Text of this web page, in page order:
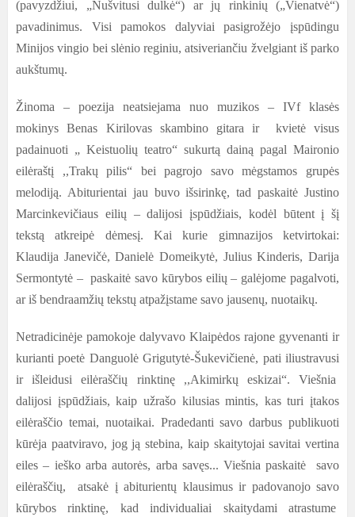
(pavyzdžiui, „Nušvitusi dulkė“) ar jų rinkinių („Vienatvė“)
pavadinimus. Visi pamokos dalyviai pasigrožėjo įspūdingu
Minijos vingio bei slėnio reginiu, atsiveriančiu žvelgiant iš parko
aukštumų.
Žinoma – poezija neatsiejama nuo muzikos – IVf klasės
mokinys Benas Kirilovas skambino gitara ir kvietė visus
padainuoti „ Keistuolių teatro“ sukurtą dainą pagal Maironio
eilėraštį ,,Trakų pilis“ bei pagrojo savo mėgstamos grupės
melodiją. Abiturientai jau buvo išsirinkę, tad paskaitė Justino
Marcinkevičiaus eilių – dalijosi įspūdžiais, kodėl būtent į šį
tekstą atkreipė dėmesį. Kai kurie gimnazijos ketvirtokai:
Klaudija Janevičė, Danielė Domeikytė, Julius Kinderis, Darija
Sermontytė – paskaitė savo kūrybos eilių – galėjome pagalvoti,
ar iš bendraamžių tekstų atpažįstame savo jausenų, nuotaikų.
Netradicinėje pamokoje dalyvavo Klaipėdos rajone gyvenanti ir
kurianti poetė Danguolė Grigutytė-Šukevičienė, pati iliustravusi
ir išleidusi eilėraščių rinktinę ,,Akimirkų eskizai“. Viešnia
dalijosi įspūdžiais, kaip užrašo kilusias mintis, kas turi įtakos
eilėraščio temai, nuotaikai. Pradedanti savo darbus publikuoti
kūrėja paatviravo, jog ją stebina, kaip skaitytojai savitai vertina
eiles – ieško arba autorės, arba savęs... Viešnia paskaitė savo
eilėraščių, atsakė į abiturientų klausimus ir padovanojo savo
kūrybos rinktinę, kad individualiai skaitydami atrastume